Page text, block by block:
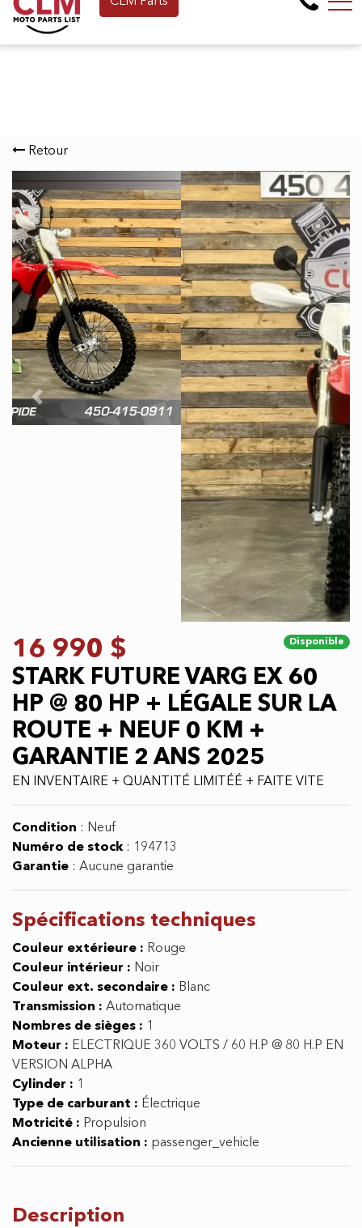
Faites une demande de Financement
265 Montée de la baie, Pointe-Calumet, QC, CA J0N 1G2
EN
Retour
Previous Next
16 990 $ Disponible
STARK FUTURE VARG EX 60
HP @ 80 HP + LÉGALE SUR LA
ROUTE + NEUF 0 KM +
GARANTIE 2 ANS 2025
EN INVENTAIRE + QUANTITÉ LIMITÉÉ + FAITE VITE
Condition : Neuf
Numéro de stock: 194713
Garantie : Aucune garantie
Spécifications techniques
Couleur extérieure : Rouge
Couleur intérieur : Noir
Couleur ext. secondaire : Blanc
Transmission : Automatique
Nombres de sièges : 1
Moteur : ELECTRIQUE 360 VOLTS / 60 H.P @ 80 H.P EN
VERSION ALPHA
Cylinder : 1
Type de carburant : Électrique
Motricité : Propulsion
Ancienne utilisation : passenger_vehicle
Description